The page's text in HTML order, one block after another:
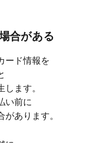
合が​ある
ード情報を​
ます。​
い前に​
あります。